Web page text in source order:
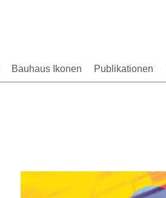
Bauhaus Ikonen Publikationen